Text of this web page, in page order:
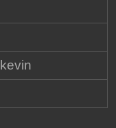
kevin